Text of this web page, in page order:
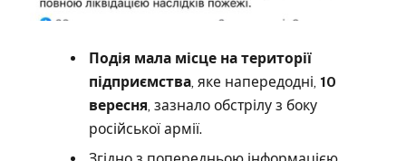
Подія мала місце на території
підприємства, яке напередодні, 10
вересня, зазнало обстрілу з боку
російської армії.